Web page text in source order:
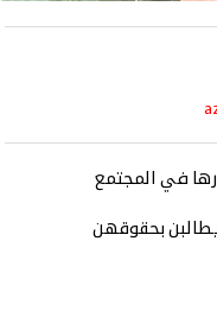
في المجتمع
بحقوقهن